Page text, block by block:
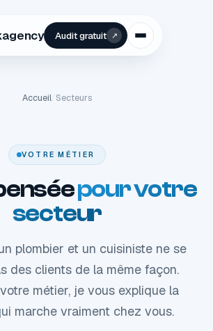
Audit gratuit ↗
Accueil/ Secteurs
VOTRE MÉTIER
pour votre
secteur
plombier et un cuisiniste ne se
des clients de la même façon.
métier, je vous explique la
marche vraiment chez vous.